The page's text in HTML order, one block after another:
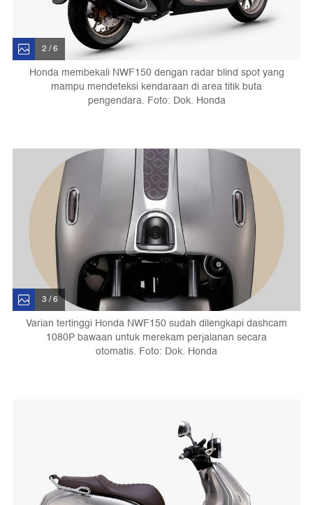
2 / 6
Honda membekali NWF150 dengan radar blind spot yang
mampu mendeteksi kendaraan di area titik buta
pengendara. Foto: Dok. Honda
3 / 6
Varian tertinggi Honda NWF150 sudah dilengkapi dashcam
1080P bawaan untuk merekam perjalanan secara
otomatis. Foto: Dok. Honda